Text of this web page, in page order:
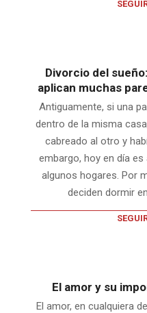
Divorcio del
aplican muchas
Antiguamente, si una
dentro de la misma
cabreado al otro y
embargo, hoy en día
algunos hogares. Por
deciden dormir
El amor y su
El amor, en cualquiera